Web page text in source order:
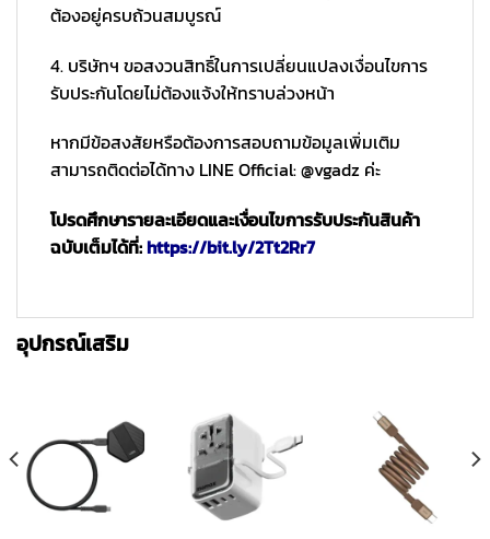
ต้องอยู่ครบถ้วนสมบูรณ์
4. บริษัทฯ ขอสงวนสิทธิ์ในการเปลี่ยนแปลงเงื่อนไขการ
รับประกันโดยไม่ต้องแจ้งให้ทราบล่วงหน้า
หากมีข้อสงสัยหรือต้องการสอบถามข้อมูลเพิ่มเติม
สามารถติดต่อได้ทาง LINE Official: @vgadz ค่ะ
โปรดศึกษารายละเอียดและเงื่อนไขการรับประกันสินค้า
ฉบับเต็มได้ที่:https://bit.ly/2Tt2Rr7
อุปกรณ์เสริม